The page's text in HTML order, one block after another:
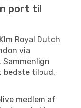
port til
Royal Dutch
via
Sammenlign
bedste tilbud,
medlem af